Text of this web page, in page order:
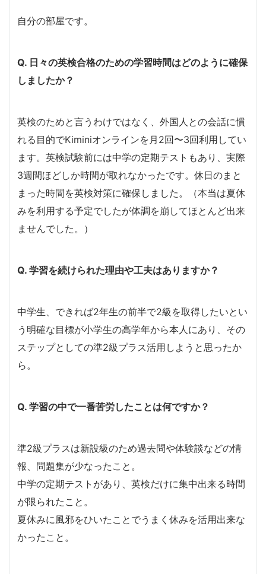
自分の部屋です。
Q. 日々の英検合格のための学習時間はどのように確保
しましたか？
英検のためと言うわけではなく、外国人との会話に慣
れる目的でKiminiオンラインを月2回〜3回利用してい
ます。英検試験前には中学の定期テストもあり、実際
3週間ほどしか時間が取れなかったです。休日のまと
まった時間を英検対策に確保しました。（本当は夏休
みを利用する予定でしたが体調を崩してほとんど出来
ませんでした。）
Q. 学習を続けられた理由や工夫はありますか？
中学生、できれば2年生の前半で2級を取得したいとい
う明確な目標が小学生の高学年から本人にあり、その
ステップとしての準2級プラス活用しようと思ったか
ら。
Q. 学習の中で一番苦労したことは何ですか？
準2級プラスは新設級のため過去問や体験談などの情
報、問題集が少なったこと。
中学の定期テストがあり、英検だけに集中出来る時間
が限られたこと。
夏休みに風邪をひいたことでうまく休みを活用出来な
かったこと。